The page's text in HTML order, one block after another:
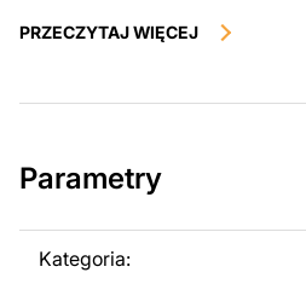
zostały zaprojektowane z
Można używać tych plików do
odsprzedaż lub udostępnianie
PRZECZYTAJ WIĘCEJ
Parametry
Kategoria: